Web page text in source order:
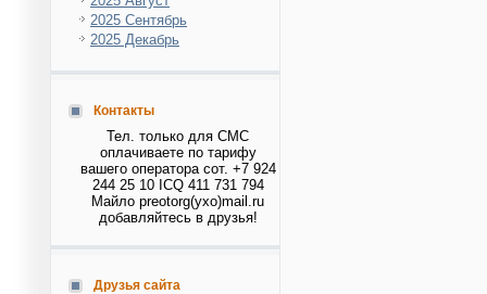
2025 Сентябрь
2025 Декабрь
Контакты
Тел. только для СМС
оплачиваете по тарифу
вашего оператора сот. +7 924
244 25 10 ICQ 411 731 794
Майло preotorg(ухо)mail.ru
добавляйтесь в друзья!
Друзья сайта